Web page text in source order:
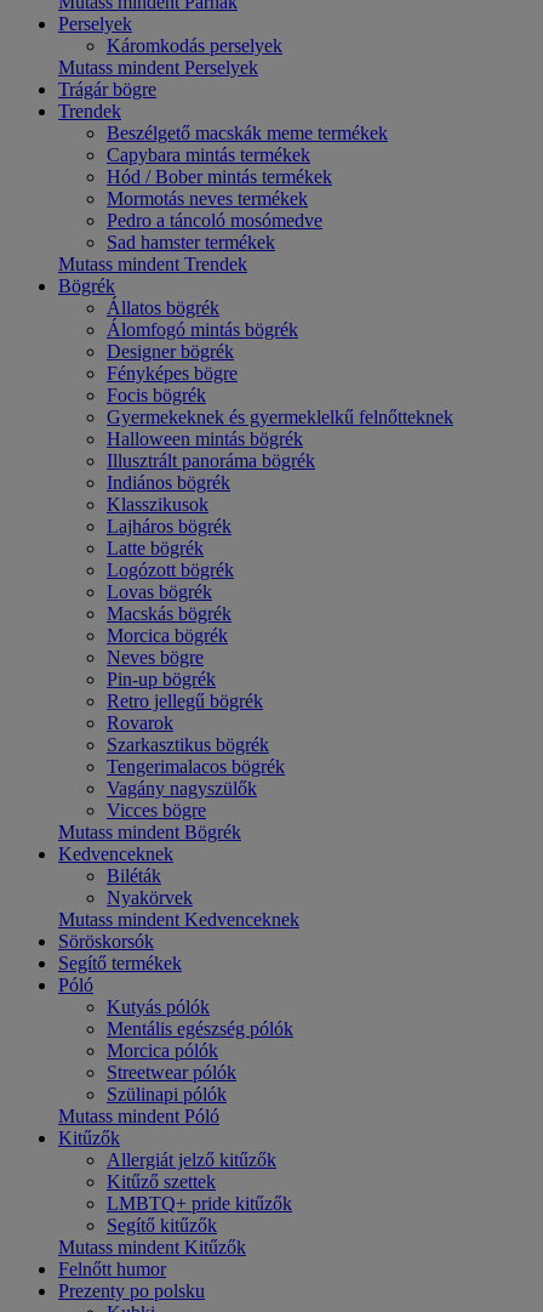
Perselyek
Káromkodás perselyek
Mutass mindent Perselyek
Trágár bögre
Trendek
Beszélgető macskák meme termékek
Capybara mintás termékek
Hód / Bober mintás termékek
Mormotás neves termékek
Pedro a táncoló mosómedve
Sad hamster termékek
Mutass mindent Trendek
Bögrék
Állatos bögrék
Álomfogó mintás bögrék
Designer bögrék
Fényképes bögre
Focis bögrék
Gyermekeknek és gyermeklelkű felnőtteknek
Halloween mintás bögrék
Illusztrált panoráma bögrék
Indiános bögrék
Klasszikusok
Lajháros bögrék
Latte bögrék
Logózott bögrék
Lovas bögrék
Macskás bögrék
Morcica bögrék
Neves bögre
Pin-up bögrék
Retro jellegű bögrék
Rovarok
Szarkasztikus bögrék
Tengerimalacos bögrék
Vagány nagyszülők
Vicces bögre
Mutass mindent Bögrék
Kedvenceknek
Biléták
Nyakörvek
Mutass mindent Kedvenceknek
Söröskorsók
Segítő termékek
Póló
Kutyás pólók
Mentális egészség pólók
Morcica pólók
Streetwear pólók
Szülinapi pólók
Mutass mindent Póló
Kitűzők
Allergiát jelző kitűzők
Kitűző szettek
LMBTQ+ pride kitűzők
Segítő kitűzők
Mutass mindent Kitűzők
Felnőtt humor
Prezenty po polsku